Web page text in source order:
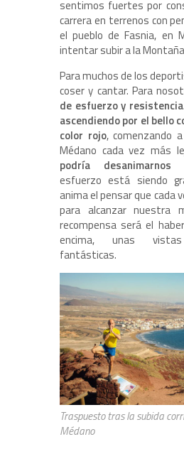
sentimos fuertes por
carrera en terrenos con
el pueblo de Fasnia, en
intentar subir a la
Para muchos de los
coser y cantar. Para
de esfuerzo y resistencia
ascendiendo por el bello
color rojo, comenzando
Médano cada vez más
podría desanimarnos
esfuerzo está siendo
anima el pensar que cada
para alcanzar nuestra
recompensa será el
encima, unas vistas
fantásticas.
Traspuesto tras la subida
Médano